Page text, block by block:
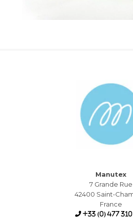
Manutex
7 Grande Rue
42400 Saint-
France
+33 (0) 477